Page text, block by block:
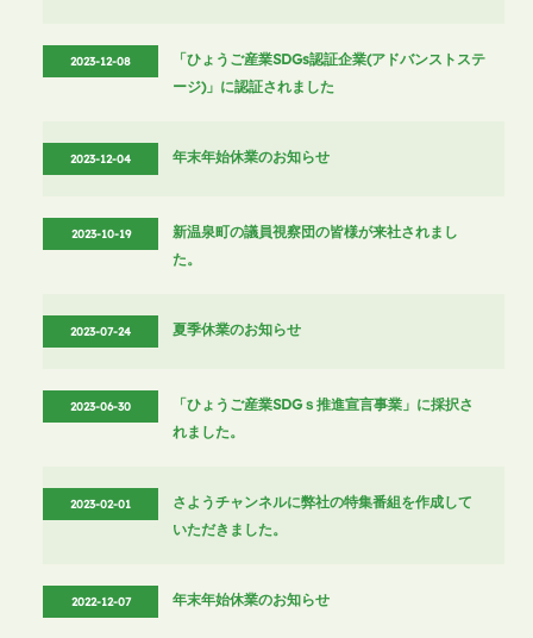
2023-12-08
「ひょうご産業SDGs認証企業(アドバンストステ
ージ)」に認証されました
2023-12-04 年末年始休業のお知らせ
2023-10-19
新温泉町の議員視察団の皆様が来社されまし
た。
2023-07-24 夏季休業のお知らせ
2023-06-30
「ひょうご産業SDGｓ推進宣言事業」に採択さ
れました。
2023-02-01
さようチャンネルに弊社の特集番組を作成して
いただきました。
2022-12-07 年末年始休業のお知らせ